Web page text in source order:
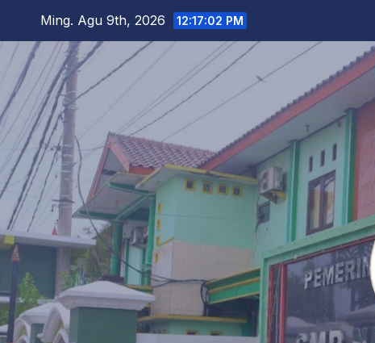
content
Ming. Agu 9th, 2026 12:17:03 PM